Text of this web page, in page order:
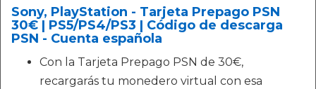
Sony, PlayStation - Tarjeta Prepago PSN
30€ | PS5/PS4/PS3 | Código de descarga
PSN - Cuenta española
Con la Tarjeta Prepago PSN de 30€,
recargarás tu monedero virtual con esa